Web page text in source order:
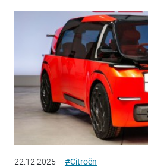
22.12.2025 #Citroën